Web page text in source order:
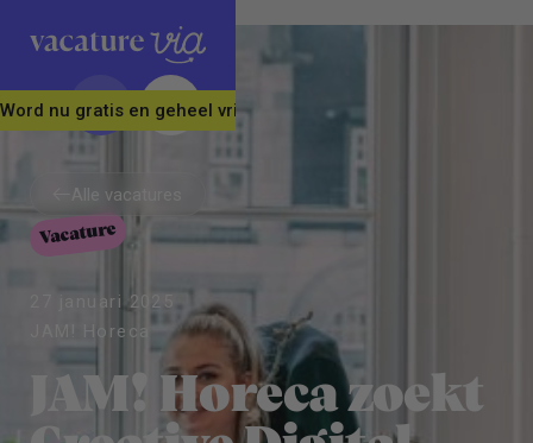
Word nu gratis en geheel vrijblijvend lid van ons Vacature Via
Alle vacatures
Alle vacatures
Vacature
27 januari 2025
JAM! Horeca
JAM! Horeca zoekt